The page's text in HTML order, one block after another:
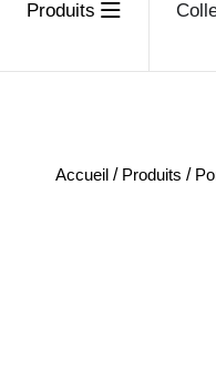
Produits
Accueil / Produits /